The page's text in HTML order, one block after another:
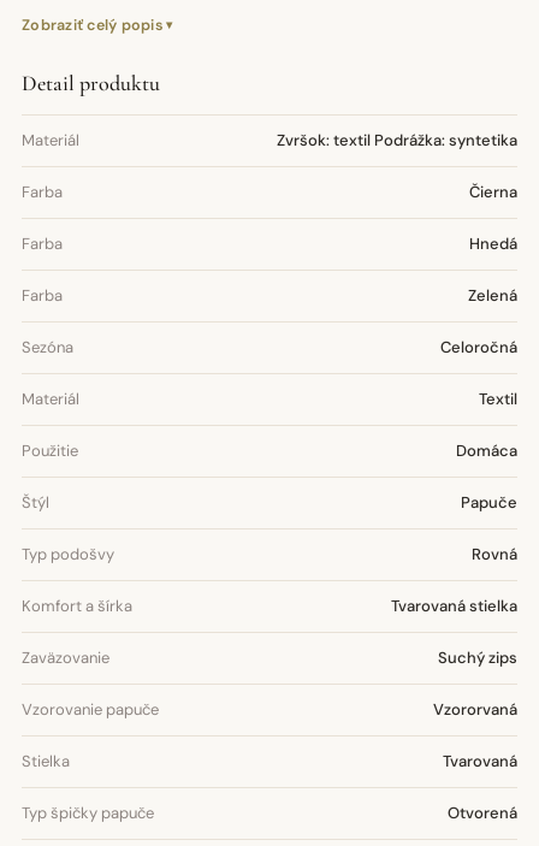
Zobraziť celý popis
Detail produktu
Materiál Zvršok: textil Podrážka: syntetika
Farba Čierna
Farba Hnedá
Farba Zelená
Sezóna Celoročná
Materiál Textil
Použitie Domáca
Štýl Papuče
Typ podošvy Rovná
Komfort a šírka Tvarovaná stielka
Zaväzovanie Suchý zips
Vzorovanie papuče Vzororvaná
Stielka Tvarovaná
Typ špičky papuče Otvorená